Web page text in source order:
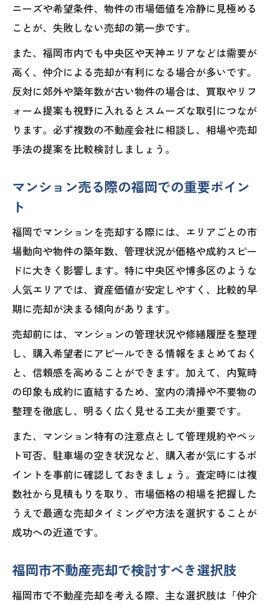
ニーズや希望条件、物件の市場価値を冷静に見極める
ことが、失敗しない売却の第一歩です。
また、福岡市内でも中央区や天神エリアなどは需要が
高く、仲介による売却が有利になる場合が多いです。
反対に郊外や築年数が古い物件の場合は、買取やリフ
ォーム提案も視野に入れるとスムーズな取引につなが
ります。必ず複数の不動産会社に相談し、相場や売却
手法の提案を比較検討しましょう。
マンション売る際の福岡での重要ポイン
ト
福岡でマンションを売却する際には、エリアごとの市
場動向や物件の築年数、管理状況が価格や成約スピー
ドに大きく影響します。特に中央区や博多区のような
人気エリアでは、資産価値が安定しやすく、比較的早
期に売却が決まる傾向があります。
売却前には、マンションの管理状況や修繕履歴を整理
し、購入希望者にアピールできる情報をまとめておく
と、信頼感を高めることができます。加えて、内覧時
の印象も成約に直結するため、室内の清掃や不要物の
整理を徹底し、明るく広く見せる工夫が重要です。
また、マンション特有の注意点として管理規約やペッ
ト可否、駐車場の空き状況など、購入者が気にするポ
イントを事前に確認しておきましょう。査定時には複
数社から見積もりを取り、市場価格の相場を把握した
うえで最適な売却タイミングや方法を選択することが
成功への近道です。
福岡市不動産売却で検討すべき選択肢
福岡市で不動産売却を考える際、主な選択肢は「仲介